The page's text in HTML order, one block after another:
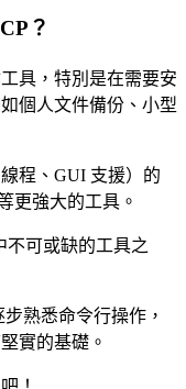
？
具，特別是在需要安
個人文件備份、小型
程、GUI 支援）的
更強大的工具。
不可或缺的工具之
熟悉命令行操作，
實的基礎。